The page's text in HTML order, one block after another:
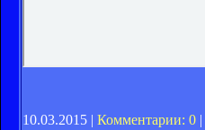
10.03.2015 | Комментарии: 0 |